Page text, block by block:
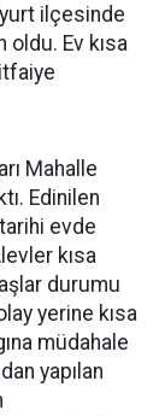
ilçesinde
oldu. Ev kısa
Mahalle
Edinilen
evde
kısa
durumu
yerine kısa
müdahale
yapılan